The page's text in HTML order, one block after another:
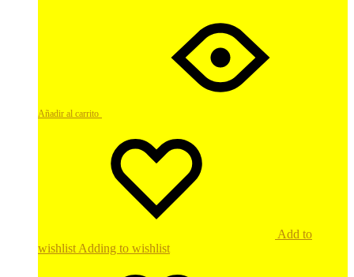
Añadir al carrito
Add to
wishlist Adding to wishlist